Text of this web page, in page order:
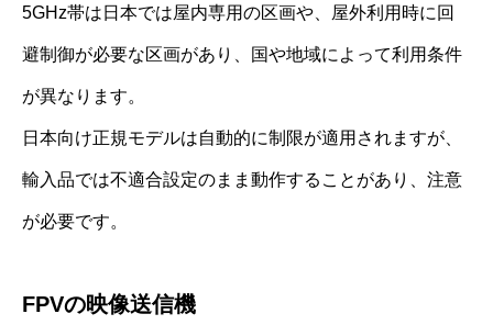
5GHz帯は日本では屋内専用の区画や、屋外利用時に回
避制御が必要な区画があり、国や地域によって利用条件
が異なります。
日本向け正規モデルは自動的に制限が適用されますが、
輸入品では不適合設定のまま動作することがあり、注意
が必要です。
FPVの映像送信機